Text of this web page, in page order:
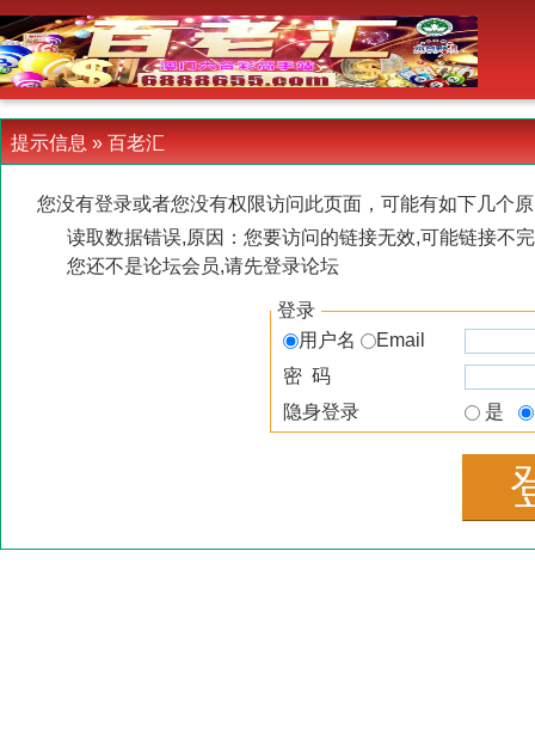
提示信息 » 百老汇
您没有登录或者您没有权限访问此页面，可能有如下几个
读取数据错误,原因：您要访问的链接无效,可能链接不
您还不是论坛会员,请先登录论坛
登录
用户名
Email
密 码
隐身登录
是